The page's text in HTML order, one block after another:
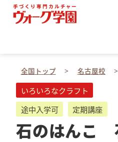
全国トップ 名古屋校
いろいろなクラフト
途中入学可
定期講座
石のはんこ